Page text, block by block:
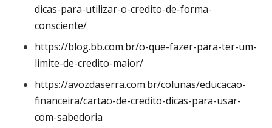
dicas-para-utilizar-o-credito-de-forma-
consciente/
https://blog.bb.com.br/o-que-fazer-para-ter-um-
limite-de-credito-maior/
https://avozdaserra.com.br/colunas/educacao-
financeira/cartao-de-credito-dicas-para-usar-
com-sabedoria